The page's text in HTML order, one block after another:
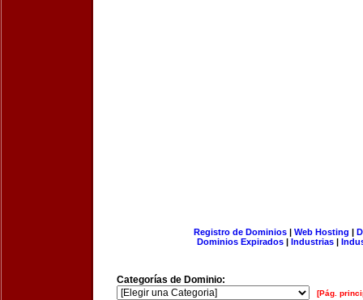
Registro de Dominios| Web Hosting |
Dominios Expirados | Industrias |
Categorías de Dominio:
[Pág.